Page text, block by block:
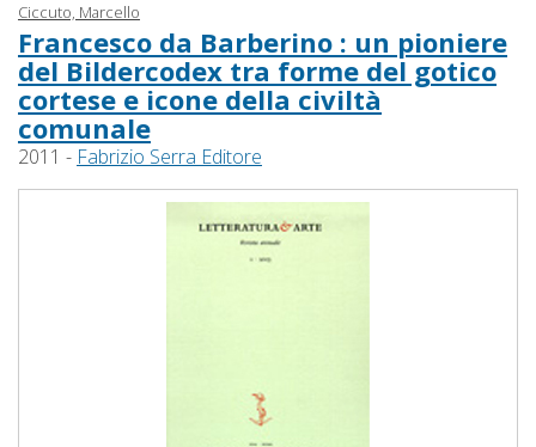
Ciccuto, Marcello
Francesco da Barberino : un pioniere
del Bildercodex tra forme del gotico
cortese e icone della civiltà
comunale
2011 - Fabrizio Serra Editore